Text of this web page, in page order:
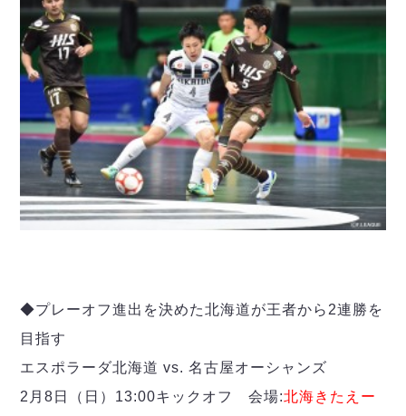
◆プレーオフ進出を決めた北海道が王者から2連勝を
目指す
エスポラーダ北海道 vs. 名古屋オーシャンズ
2月8日（日）13:00キックオフ 会場:北海きたえー